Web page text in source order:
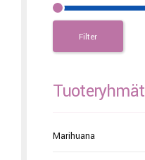
Filter
Tuoteryhmät
Marihuana